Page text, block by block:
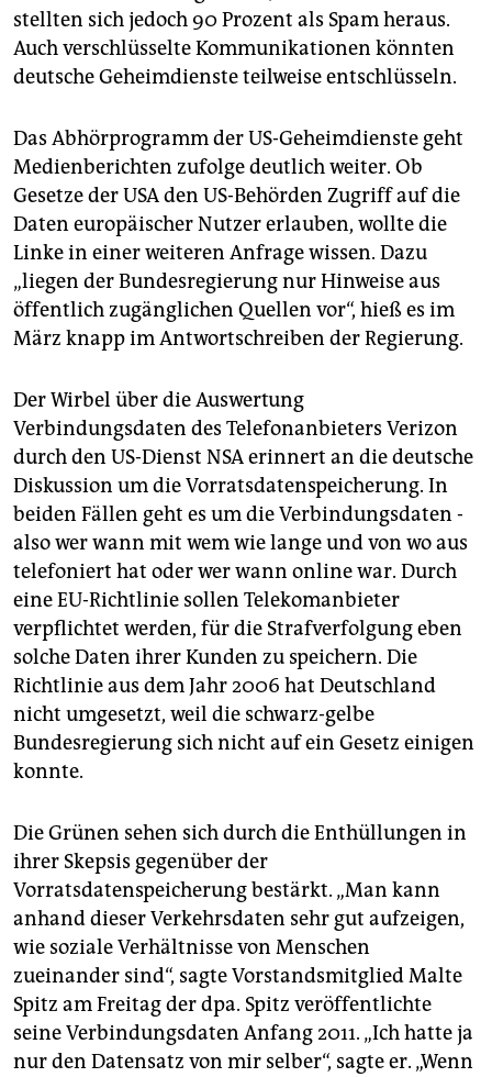
stellten sich jedoch 90 Prozent als Spam heraus.
Auch verschlüsselte Kommunikationen könnten
deutsche Geheimdienste teilweise entschlüsseln.
Das Abhörprogramm der US-Geheimdienste geht
Medienberichten zufolge deutlich weiter. Ob
Gesetze der USA den US-Behörden Zugriff auf die
Daten europäischer Nutzer erlauben, wollte die
Linke in einer weiteren Anfrage wissen. Dazu
„liegen der Bundesregierung nur Hinweise aus
öffentlich zugänglichen Quellen vor“, hieß es im
März knapp im Antwortschreiben der Regierung.
Der Wirbel über die Auswertung
Verbindungsdaten des Telefonanbieters Verizon
durch den US-Dienst NSA erinnert an die deutsche
Diskussion um die Vorratsdatenspeicherung. In
beiden Fällen geht es um die Verbindungsdaten -
also wer wann mit wem wie lange und von wo aus
telefoniert hat oder wer wann online war. Durch
eine EU-Richtlinie sollen Telekomanbieter
verpflichtet werden, für die Strafverfolgung eben
solche Daten ihrer Kunden zu speichern. Die
Richtlinie aus dem Jahr 2006 hat Deutschland
nicht umgesetzt, weil die schwarz-gelbe
Bundesregierung sich nicht auf ein Gesetz einigen
konnte.
Die Grünen sehen sich durch die Enthüllungen in
ihrer Skepsis gegenüber der
Vorratsdatenspeicherung bestärkt. „Man kann
anhand dieser Verkehrsdaten sehr gut aufzeigen,
wie soziale Verhältnisse von Menschen
zueinander sind“, sagte Vorstandsmitglied Malte
Spitz am Freitag der dpa. Spitz veröffentlichte
seine Verbindungsdaten Anfang 2011. „Ich hatte ja
nur den Datensatz von mir selber“, sagte er. „Wenn